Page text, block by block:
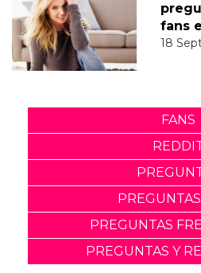
fans
18
FANS
PREGUNTAS
PREGUNTAS Y